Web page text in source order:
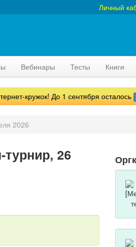
Личный
Вебинары Тесты Книги
кружок! До 1 сентября осталось
2026
26